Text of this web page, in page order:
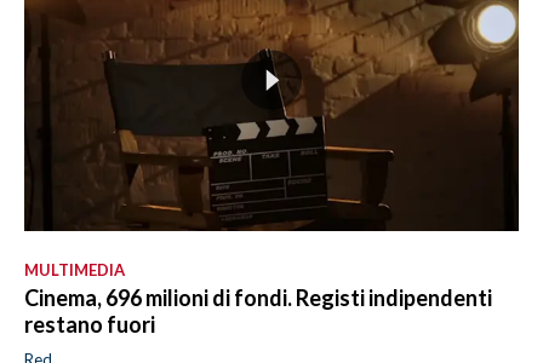
MULTIMEDIA
Cinema, 696 milioni di fondi. Registi indipendenti
restano fuori